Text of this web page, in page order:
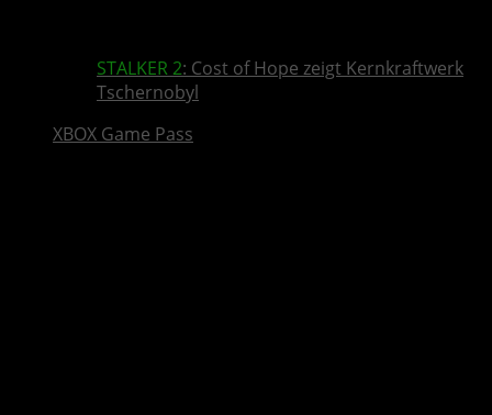
STALKER 2: Cost of Hope zeigt Kernkraftwerk
Tschernobyl
XBOX Game Pass